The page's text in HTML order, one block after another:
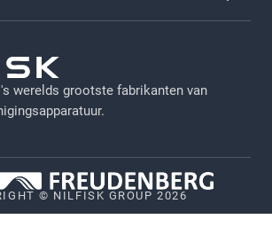
Policy
werelds grootste fabrikanten van
© NILFISK GROUP 2026